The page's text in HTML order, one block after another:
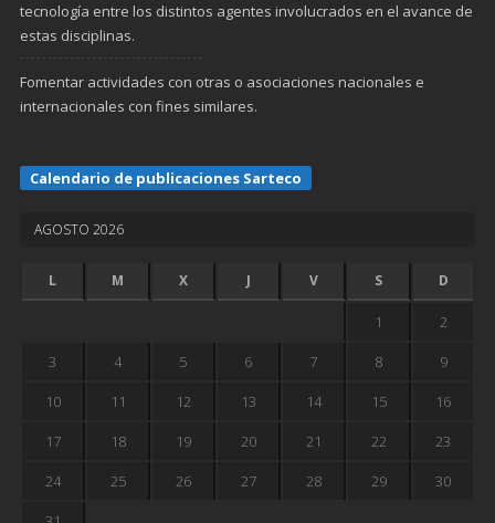
tecnología entre los distintos agentes involucrados en el avance de
estas disciplinas.
Fomentar actividades con otras o asociaciones nacionales e
internacionales con fines similares.
Calendario de publicaciones Sarteco
AGOSTO 2026
L M X J V S D
1
2
3
4 5 6 7 8
9
10
11 12 13 14 15
16
17
18 19 20 21 22
23
24
25 26 27 28 29
30